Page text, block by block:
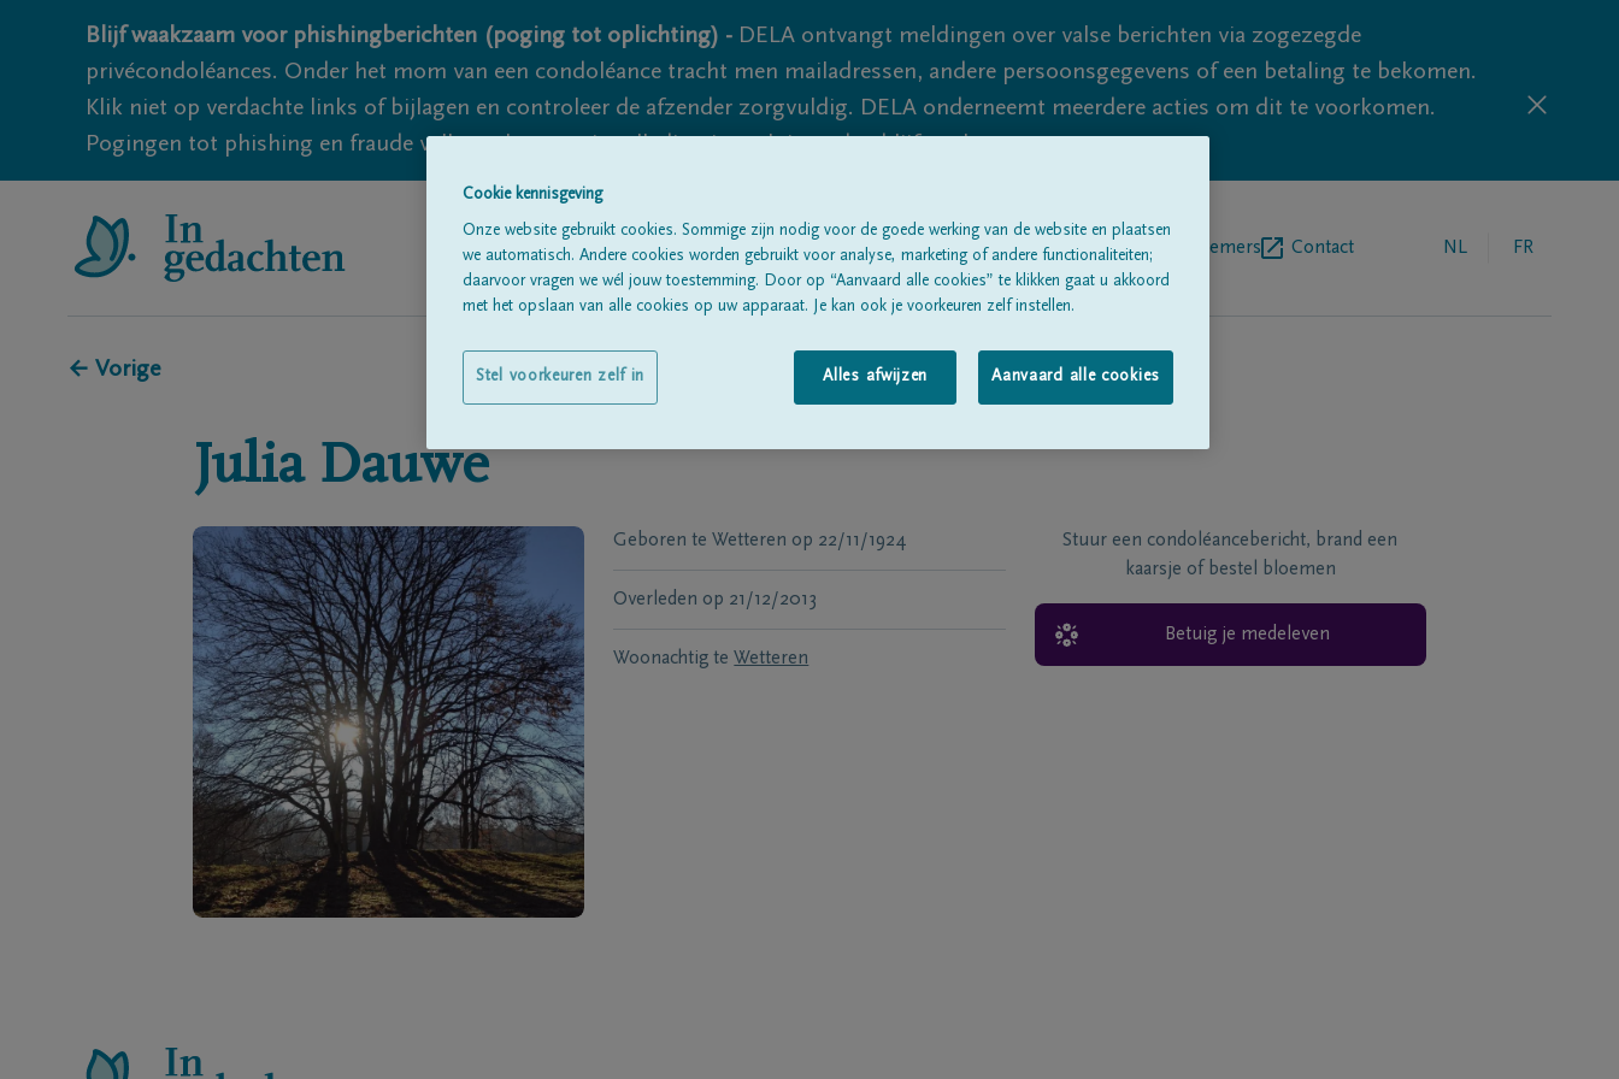
Blijf waakzaam voor phishingberichten (poging tot oplichting) - DELA ontvangt meldingen over valse berichten via zogezegde
privécondoléances. Onder het mom van een condoléance tracht men mailadressen, andere persoonsgegevens of een betaling te bekomen.
Klik niet op verdachte links of bijlagen en controleer de afzender zorgvuldig. DELA onderneemt meerdere acties om dit te voorkomen.
Pogingen tot phishing en fraude vallen echter nooit volledig uit te sluiten, dus blijf waakzaam.
Alle rouwberichtenOver onsBegrafenisondernemers Contact NL FR
← Vorige
Julia Dauwe
Geboren te Wetteren op 22/11/1924
Overleden op 21/12/2013
Woonachtig te Wetteren
Stuur een condoléancebericht, brand een
kaarsje of bestel bloemen
Betuig je medeleven
Cookie kennisgeving
Onze website gebruikt cookies. Sommige zijn nodig voor de goede werking van de website en plaatsen
we automatisch. Andere cookies worden gebruikt voor analyse, marketing of andere functionaliteiten;
daarvoor vragen we wél jouw toestemming. Door op “Aanvaard alle cookies” te klikken gaat u akkoord
met het opslaan van alle cookies op uw apparaat. Je kan ook je voorkeuren zelf instellen.
Alles afwijzen Aanvaard alle cookies
Stel voorkeuren zelf in